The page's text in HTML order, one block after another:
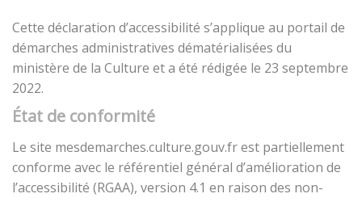
Cette déclaration d’accessibilité s’applique au portail de
démarches administratives dématérialisées du
ministère de la Culture et a été rédigée le 23 septembre
2022.
État de conformité
Le site mesdemarches.culture.gouv.fr est partiellement
conforme avec le référentiel général d’amélioration de
l’accessibilité (RGAA), version 4.1 en raison des non-